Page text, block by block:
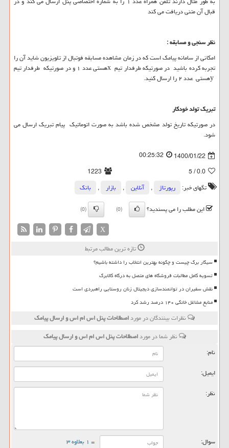
قبال آن متنی دریافت می کند
نظر سنجی و مسابقه:
امکانی از سامانه پیامک است که در زمان مشاهده مسابقه فوتبال از تلویزیون شاید آن را
تجربه کرده باشید در صورتیکه طرفدار تیم xهستی عدد ۱ و در صورتیکه طرفدار تیم
yهستی عدد ۲ را ارسال کنید.
تبریک تولد خودکار
در صورتیکه تاریخ تولد مشخص شده باشد به صورت اتوماتیک پیام تبریک ارسال می
شود.
1400/01/22
00:25:32
0.0
/ 5
1223
تگهای خبر:
رپورتاژ , آنلاین , بازار ,
بانك
این مطلب را می پسندید؟
(0)
(0)
X
تازه ترین مطالب مرتبط
سیگار برگ چیست و چگونه بهترین انتخاب را داشته باشیم؟
تسویه کامل مطالبات فروشگاه های متصل به درگاه کالابرگ
نقش سفیران در توانمندسازی دیجیتال زنان روستایی راهبردی است
منابع مشاغل خانگی ۱۴۰ درصد رشد کرد
نظرات بینندگان در مورداصطلاحات پنل اس ام اس و ارسال پیامك
نظر شما در مورداصطلاحات پنل اس ام اس و ارسال پیامك
نام:
ایمیل:
نظر:
سوال: = ۱ بعلاوه ۳